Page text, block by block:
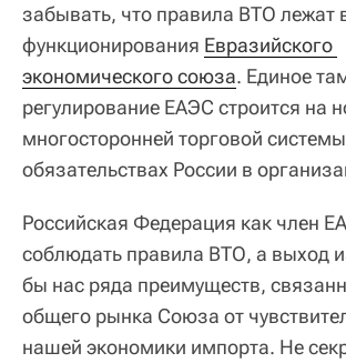
забывать, что правила ВТО лежат
функционирования Евразийского
экономического союза. Единое
регулирование ЕАЭС строится на
многосторонней торговой
обязательствах России в
Российская Федерация как член
соблюдать правила ВТО, а выход
бы нас ряда преимуществ,
общего рынка Союза от
нашей экономики импорта. Не